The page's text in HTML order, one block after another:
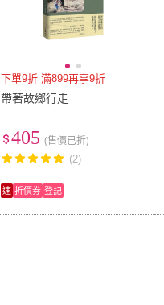
下單9折 滿899再享9折
帶著故鄉行走
405 (售價已折)
(2)
速 折價券 登記